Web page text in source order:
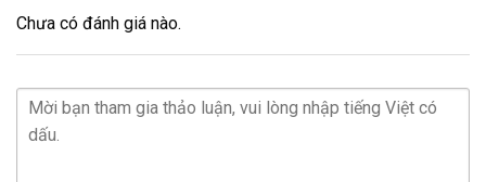
Chưa có đánh giá nào.